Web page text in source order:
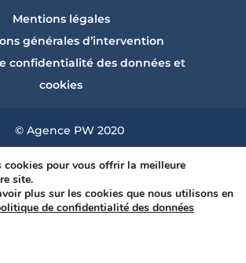
Mentions légales
générales d’intervention
confidentialité des données et
cookies
© Agence PW 2020
cookies pour vous offrir la meilleure
site.
plus sur les cookies que nous utilisons en
de confidentialité des données